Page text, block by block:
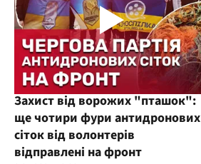
Захист від ворожих "пташок":
ще чотири фури антидронових
сіток від волонтерів
відправлені на фронт